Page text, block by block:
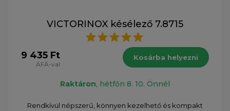
VICTORINOX késélező 7.8715
9 435 Ft
ÁFÁ-val
Kosárba helyezni
Raktáron, hétfőn 8. 10. Önnél
Rendkívül népszerű, könnyen kezelhető és kompakt